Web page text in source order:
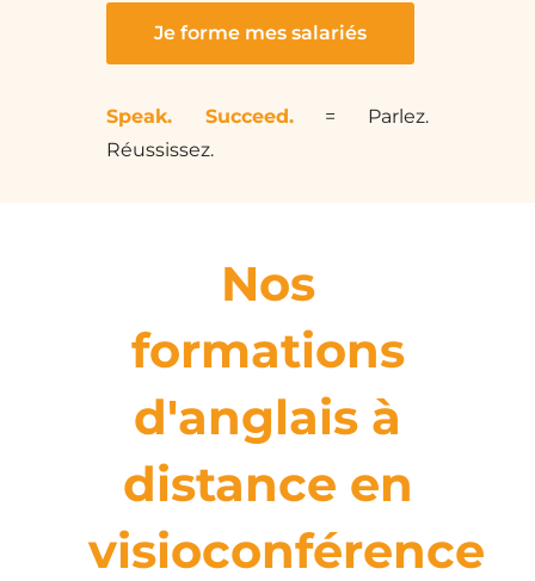
Je forme mes salariés
Speak. Succeed.= Parlez.
Réussissez.
Nos
formations
d'anglais à
distance en
visioconférence